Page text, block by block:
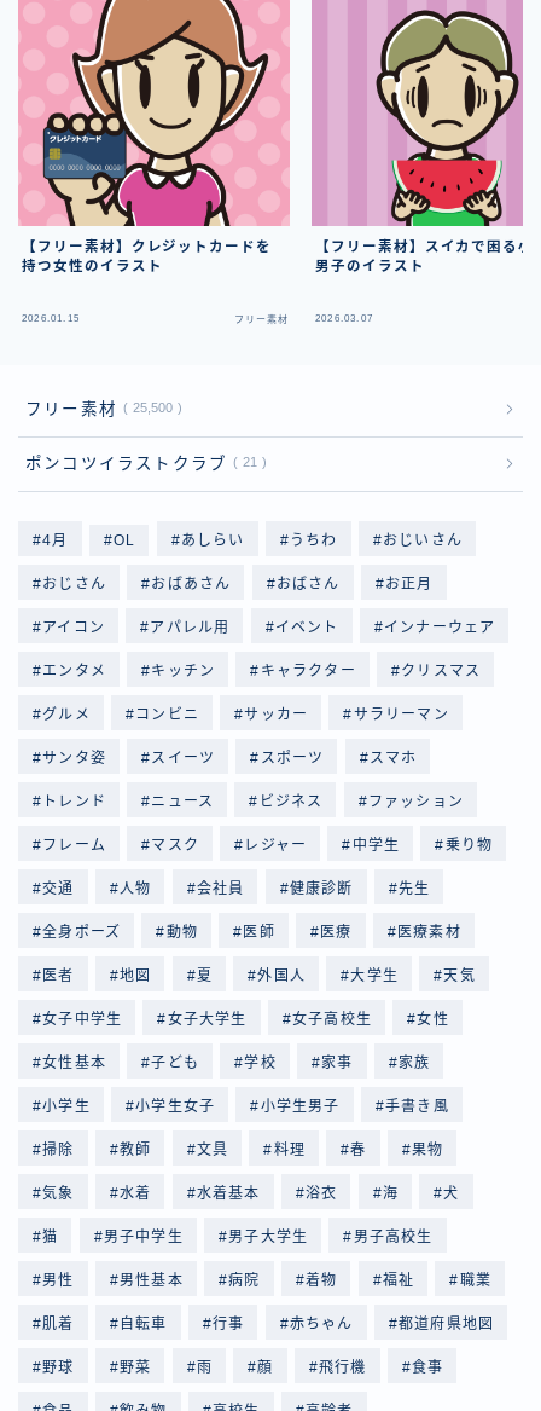
【フリー素材】クレジットカードを
持つ女性のイラスト
2026.01.15 フリー素材
【フリー素材】スイカで困る小
男子のイラスト
2026.03.07
フリー素材 25,500
ポンコツイラストクラブ 21
4月 OL あしらい うちわ おじいさん
おじさん おばあさん おばさん お正月
アイコン アパレル用 イベント インナーウェア
エンタメ キッチン キャラクター クリスマス
グルメ コンビニ サッカー サラリーマン
サンタ姿 スイーツ スポーツ スマホ
トレンド ニュース ビジネス ファッション
フレーム マスク レジャー 中学生 乗り物
交通 人物 会社員 健康診断 先生
全身ポーズ 動物 医師 医療 医療素材
医者 地図 夏 外国人 大学生 天気
女子中学生 女子大学生 女子高校生 女性
女性基本 子ども 学校 家事 家族
小学生 小学生女子 小学生男子 手書き風
掃除 教師 文具 料理 春 果物
気象 水着 水着基本 浴衣 海 犬
猫 男子中学生 男子大学生 男子高校生
男性 男性基本 病院 着物 福祉 職業
肌着 自転車 行事 赤ちゃん 都道府県地図
野球 野菜 雨 顔 飛行機 食事